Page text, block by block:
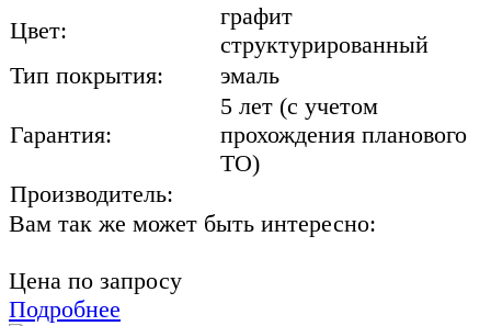
Цвет:
графит
структурированный
Тип покрытия:
эмаль
Гарантия:
5 лет (с учетом
прохождения планового
ТО)
Производитель:
Вам так же может быть интересно:
Цена по запросу
Подробнее